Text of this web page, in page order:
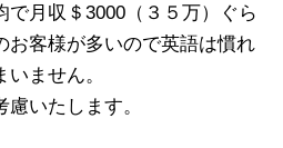
で月収＄3000（３５万）ぐら
お客様が多いので英語は慣れ
ません。
いたします。